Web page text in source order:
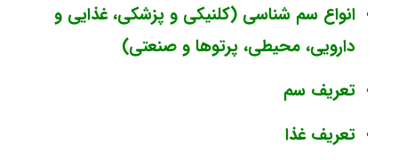
انواع سم شناسی (کلنیکی و پزشکی، غذایی و
دارویی، محیطی، پرتوها و صنعتی)
تعریف سم
تعریف غذا